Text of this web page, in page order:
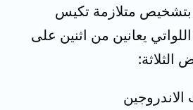
بتشخيص متلازمة تكيس
يعانين من اثنين على
الثلاثة: